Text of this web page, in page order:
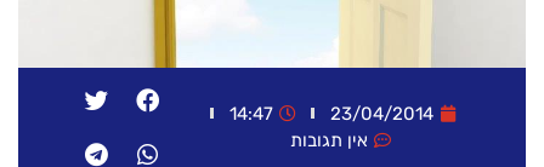
23/04/2014
14:47
אין תגובות